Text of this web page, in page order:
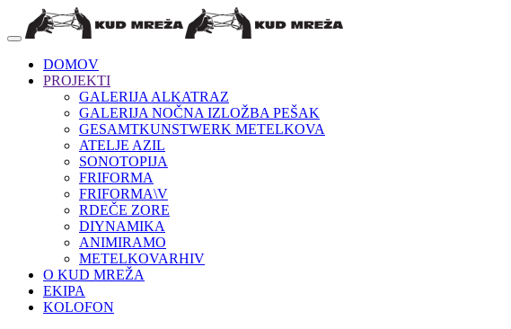
DOMOV
PROJEKTI
GALERIJA ALKATRAZ
GALERIJA NOČNA IZLOŽBA PEŠAK
GESAMTKUNSTWERK METELKOVA
ATELJE AZIL
SONOTOPIJA
FRIFORMA
FRIFORMA\V
RDEČE ZORE
DIYNAMIKA
ANIMIRAMO
METELKOVARHIV
O KUD MREŽA
EKIPA
KOLOFON